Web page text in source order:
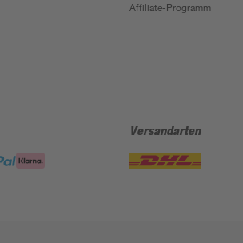
Affiliate-Programm
Versandarten